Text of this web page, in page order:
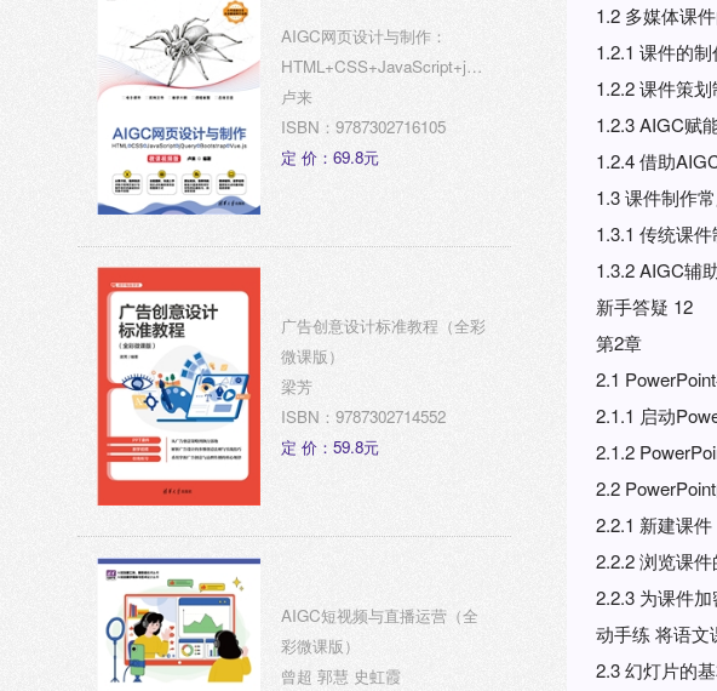
1.2 多媒体课
1.2.1 课件的
1.2.2 课件策
1.2.3 AIGC赋
1.2.4 借助
1.3 课件制作
1.3.1 传统课
1.3.2 AIGC辅
新手答疑 12
第2章
2.1
2.1.1 启动
2.1.2
2.2
2.2.1 新建课件
2.2.2 浏览课
2.2.3 为课件加
动手练 将语文
2.3 幻灯片的
AIGC网页设计与制作：
HTML+CSS+JavaScript+jQuery+Bootstrap+Vue.js（微
课视频版）
卢来
ISBN：9787302716105
定 价：69.8元
广告创意设计标准教程（全彩
微课版）
梁芳
ISBN：9787302714552
定 价：59.8元
AIGC短视频与直播运营（全
彩微课版）
曾超 郭慧 史虹霞